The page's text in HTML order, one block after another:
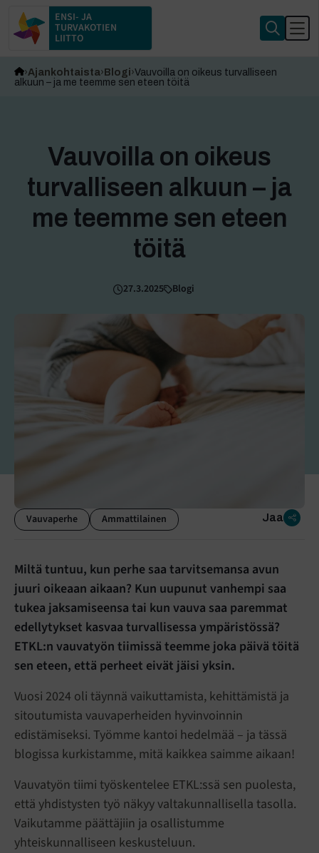
ENSI- JA
TURVAKOTIEN
LIITTO
Ajankohtaista Blogi Vauvoilla on oikeus turvalliseen
alkuun – ja me teemme sen eteen töitä
Vauvoilla on oikeus
turvalliseen alkuun – ja
me teemme sen eteen
töitä
27.3.2025 Blogi
Vauvaperhe Ammattilainen Jaa
Miltä tuntuu, kun perhe saa tarvitsemansa avun
juuri oikeaan aikaan? Kun uupunut vanhempi saa
tukea jaksamiseensa tai kun vauva saa paremmat
edellytykset kasvaa turvallisessa ympäristössä?
ETKL:n vauvatyön tiimissä teemme joka päivä töitä
sen eteen, että perheet eivät jäisi yksin.
Vuosi 2024 oli täynnä vaikuttamista, kehittämistä ja
sitoutumista vauvaperheiden hyvinvoinnin
edistämiseksi. Työmme kantoi hedelmää – ja tässä
blogissa kurkistamme, mitä kaikkea saimme aikaan!
Vauvatyön tiimi työskentelee ETKL:ssä sen puolesta,
että yhdistysten työ näkyy valtakunnallisella tasolla.
Vaikutamme päättäjiin ja osallistumme
yhteiskunnalliseen keskusteluun.